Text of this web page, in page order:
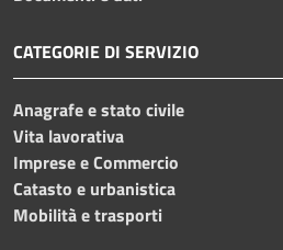
CATEGORIE DI SERVIZIO
Anagrafe e stato civile
Vita lavorativa
Imprese e Commercio
Catasto e urbanistica
Mobilità e trasporti